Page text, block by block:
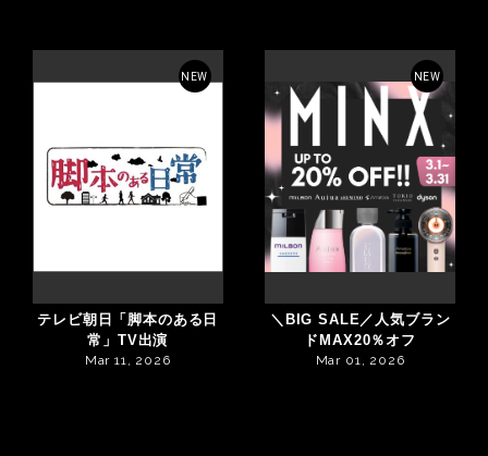
NEW
テレビ朝日「脚本のある日
常」TV出演
Mar 11, 2026
NEW
＼BIG SALE／人気ブラン
ドMAX20％オフ
Mar 01, 2026